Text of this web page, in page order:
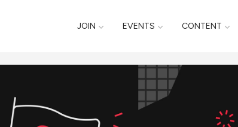
JOIN EVENTS CONTENT